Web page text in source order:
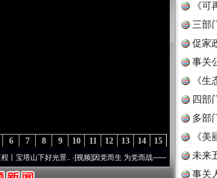
15
14
13
12
11
10
9
8
7
6
.. ·[视频]因党而生 为党而战——百年“纪”事⑧加强纪律..·[视频]牢
《
三部
促家
事关
《
读
四部
多部
《
未来
事关